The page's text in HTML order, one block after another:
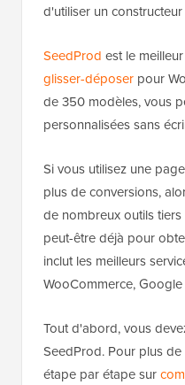
d'utiliser un
SeedProd est le meilleur
glisser-déposer pour
de 350 modèles, vous
personnalisées sans
Si vous utilisez une
plus de conversions,
de nombreux outils
peut-être déjà pour
inclut les meilleurs
WooCommerce,
Tout d'abord, vous
SeedProd. Pour plus
étape par étape sur